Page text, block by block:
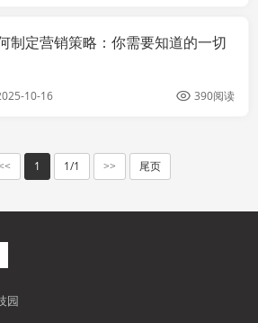
政策
制定营销策略：你需要知道的一切
10-16 390阅读
1 1/1 >> 尾页
园